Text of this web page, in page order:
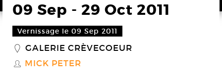
09 Sep - 29 Oct 2011
Vernissage le 09 Sep 2011
_ GALERIE CRÈVECOEUR
S MICK PETER